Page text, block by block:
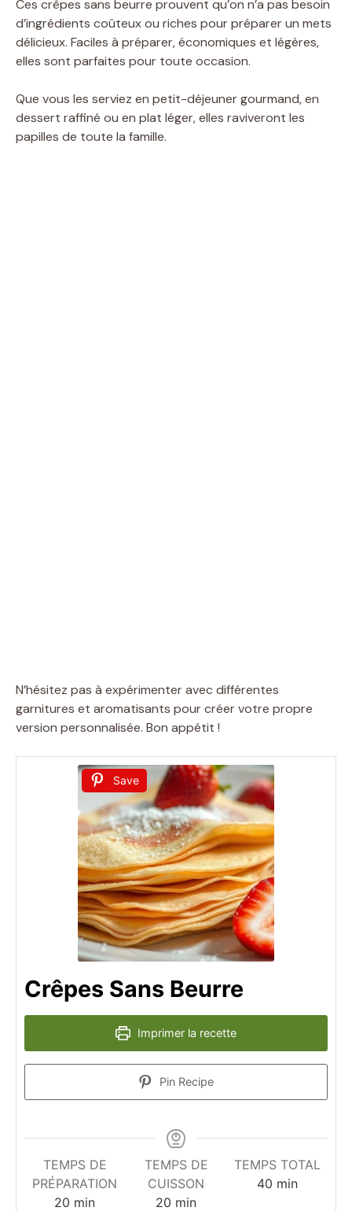
Ces crêpes sans beurre prouvent qu’on n’a pas besoin
d’ingrédients coûteux ou riches pour préparer un mets
délicieux. Faciles à préparer, économiques et légères,
elles sont parfaites pour toute occasion.
Que vous les serviez en petit-déjeuner gourmand, en
dessert raffiné ou en plat léger, elles raviveront les
papilles de toute la famille.
N’hésitez pas à expérimenter avec différentes
garnitures et aromatisants pour créer votre propre
version personnalisée. Bon appétit !
Save
Crêpes Sans Beurre
Imprimer la recette
Pin Recipe
TEMPS DE
PRÉPARATION
20 minutes
min
TEMPS DE
CUISSON
20 minutes
min
TEMPS TOTAL
40minutes
min